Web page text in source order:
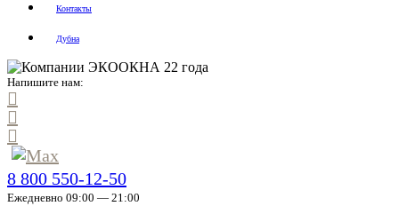
Контакты
Дубна
Напишите нам:
8 800 550-12-50
Ежедневно 09:00 — 21:00